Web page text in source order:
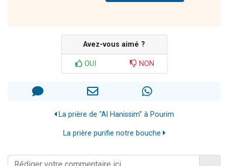
Avez-vous aimé ?
OUI NON
La prière de "Al Hanissim" à Pourim
La prière purifie notre bouche